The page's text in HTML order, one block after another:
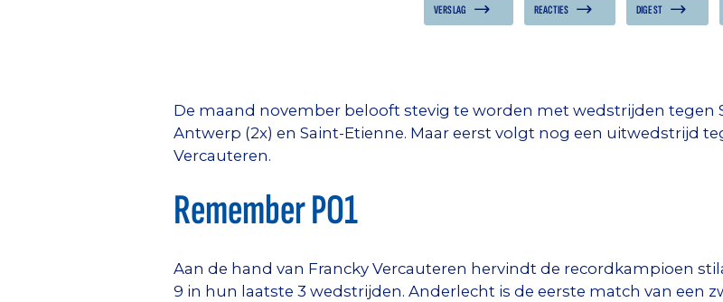
VERSLAG REACTIES DIGEST
De maand november belooft stevig te worden met wedstrijden tegen
Antwerp (2x) en Saint-Etienne. Maar eerst volgt nog een uitwedstrijd
Vercauteren.
Remember PO1
Aan de hand van Francky Vercauteren hervindt de recordkampioen
9 in hun laatste 3 wedstrijden. Anderlecht is de eerste match van een